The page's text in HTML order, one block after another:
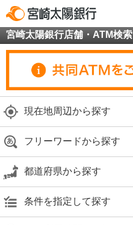
宮崎太陽銀行店舗・ATM検索
現在地周辺から探す
フリーワードから探す
都道府県から探す
条件を指定して探す